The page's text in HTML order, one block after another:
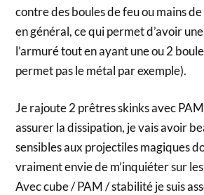
contre des boules de feu ou mains
en général, ce qui permet d’avoir
l’armuré tout en ayant une ou 2
permet pas le métal par exemple).
Je rajoute 2 prêtres skinks avec
assurer la dissipation, je vais avoir
sensibles aux projectiles magiques
vraiment envie de m’inquiéter sur
Avec cube / PAM / stabilité je suis